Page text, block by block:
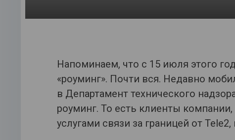
Напоминаем, что с 15 июля этого
«роуминг». Почти вся. Недавно
в Департамент технического
роуминг. То есть клиенты
услугами связи за границей от